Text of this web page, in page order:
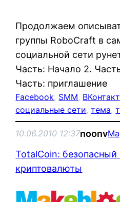
Продолжаем
группы RoboCraft в
социальной сети
Часть: Начало 2.
Часть: приглашение
Facebook, SMM,
социальные сети, тема,
10.06.2010 12:37noonv
TotalCoin:
криптовалюты